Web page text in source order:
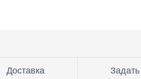
Доставка